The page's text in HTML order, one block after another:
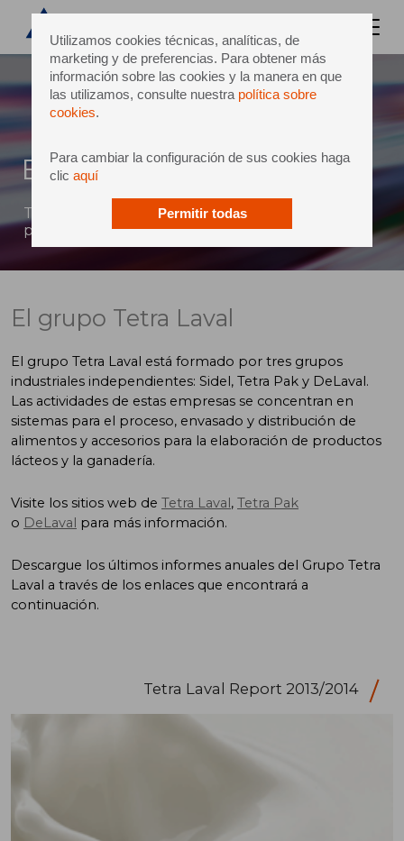
Utilizamos cookies técnicas, analíticas, de
marketing y de preferencias. Para obtener más
información sobre las cookies y la manera en que
las utilizamos, consulte nuestra política sobre
cookies.
Para cambiar la configuración de sus cookies haga
clic aquí
Permitir todas
El grupo Tetra Laval
Tetra laval es un grupo industrial de capital
privado, de origen sueco y con sede en suiza.
El grupo Tetra Laval
El grupo Tetra Laval está formado por tres grupos
industriales independientes: Sidel, Tetra Pak y DeLaval.
Las actividades de estas empresas se concentran en
sistemas para el proceso, envasado y distribución de
alimentos y accesorios para la elaboración de productos
lácteos y la ganadería.
Visite los sitios web de Tetra Laval, Tetra Pak
o DeLaval para más información.
Descargue los últimos informes anuales del Grupo Tetra
Laval a través de los enlaces que encontrará a
continuación.
Tetra Laval Report 2013/2014